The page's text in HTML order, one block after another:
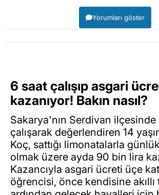
Yorumları göster
6 saat çalışıp asgari
kazanıyor! Bakın nasıl?
Sakarya'nın Serdivan
çalışarak değerlendiren 14
Koç, sattığı limonatalarla
olmak üzere ayda 90 bin lira
Kazancıyla asgari ücreti üçe
öğrencisi, önce kendisine akıllı